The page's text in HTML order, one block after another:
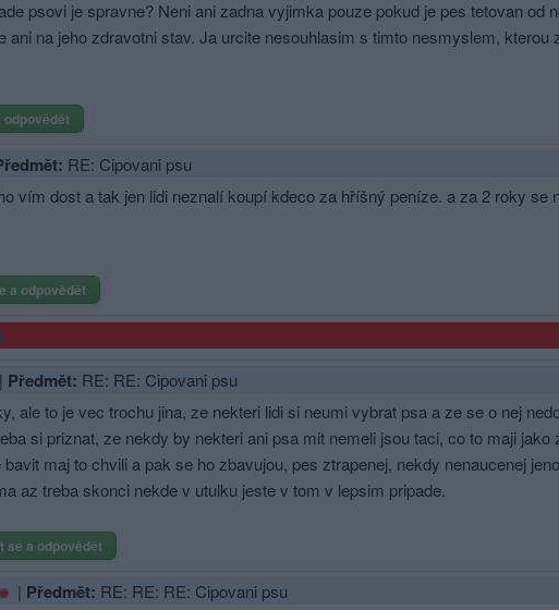
psovi je spravne? Neni ani zadna vyjimka pouze pokud je pes tetovan od
ani na jeho zdravotni stav. Ja urcite nesouhlasim s timto nesmyslem, kterou
odpovědět
RE: Cipovani psu
vím dost a tak jen lidi neznalí koupí kdeco za hříšný peníze. a za 2 roky se
a odpovědět
| Předmět: RE: RE: Cipovani psu
ale to je vec trochu jina, ze nekteri lidi si neumi vybrat psa a ze se o nej
si priznat, ze nekdy by nekteri ani psa mit nemeli jsou taci, co to maji
bavit maj to chvili a pak se ho zbavujou, pes ztrapenej, nekdy nenaucenej
az treba skonci nekde v utulku jeste v tom v lepsim pripade.
se a odpovědět
| Předmět: RE: RE: RE: Cipovani psu